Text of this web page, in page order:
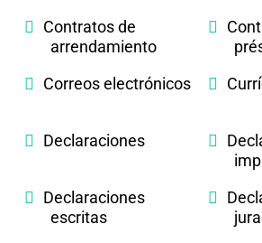
Contratos de
arrendamiento
Correos electrónicos
Declaraciones
Declaraciones
escritas